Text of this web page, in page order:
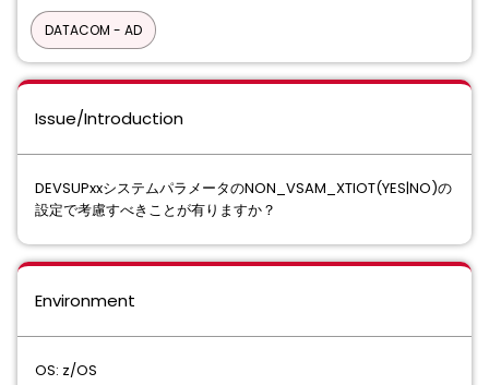
DATACOM - AD
Issue/Introduction
DEVSUPxxシステムパラメータのNON_VSAM_XTIOT(YES|NO)の
設定で考慮すべきことが有りますか？
Environment
OS: z/OS